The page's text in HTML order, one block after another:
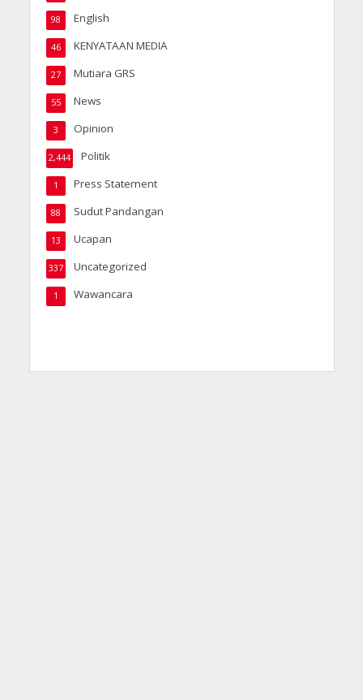
English
98
KENYATAAN MEDIA
46
Mutiara GRS
27
News
55
Opinion
3
Politik
2,444
Press Statement
1
Sudut Pandangan
88
Ucapan
13
Uncategorized
337
Wawancara
1